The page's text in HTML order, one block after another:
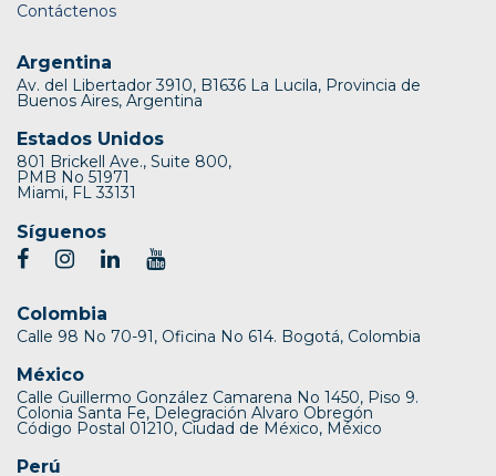
Contáctenos
Argentina
Av. del Libertador 3910, B1636 La Lucila, Provincia de
Buenos Aires, Argentina
Estados Unidos
801 Brickell Ave., Suite 800,
PMB No 51971
Miami, FL 33131
Síguenos
Colombia
Calle 98 No 70-91, Oficina No 614. Bogotá, Colombia
México
Calle Guillermo González Camarena No 1450, Piso 9.
Colonia Santa Fe, Delegración Alvaro Obregón
Código Postal 01210, Ciudad de México, México
Perú